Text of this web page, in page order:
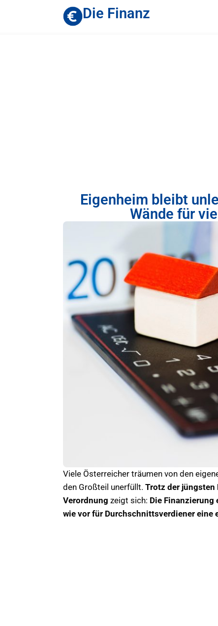
Die Finanz
Eigenheim bleibt
Wände für
Viele Österreicher träumen von den
den Großteil unerfüllt. Trotz der jüngsten
Verordnung zeigt sich: Die Finanzierung
wie vor für Durchschnittsverdiener eine